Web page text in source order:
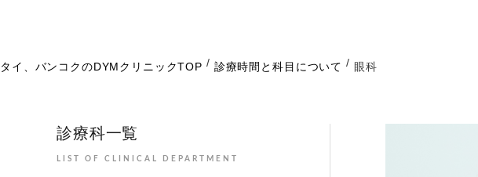
タイ、バンコクのDYMクリニックTOP / 診療時間と科目について / 眼科
診療科一覧
LIST OF CLINICAL DEPARTMENT